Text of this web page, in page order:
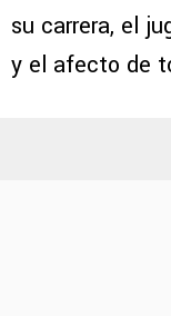
su carrera, el
y el afecto de